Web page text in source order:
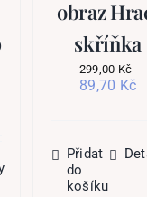
15,00 Kč.
obraz
skříňka
299,00Kč
Původní
89,70 Kč
Přidat
do
košíku